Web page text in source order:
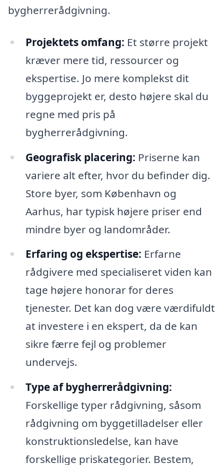
bygherrerådgivning.
Projektets omfang: Et større projekt
kræver mere tid, ressourcer og
ekspertise. Jo mere komplekst dit
byggeprojekt er, desto højere skal du
regne med pris på
bygherrerådgivning.
Geografisk placering: Priserne kan
variere alt efter, hvor du befinder dig.
Store byer, som København og
Aarhus, har typisk højere priser end
mindre byer og landområder.
Erfaring og ekspertise: Erfarne
rådgivere med specialiseret viden kan
tage højere honorar for deres
tjenester. Det kan dog være værdifuldt
at investere i en ekspert, da de kan
sikre færre fejl og problemer
undervejs.
Type af bygherrerådgivning:
Forskellige typer rådgivning, såsom
rådgivning om byggetilladelser eller
konstruktionsledelse, kan have
forskellige priskategorier. Bestem,